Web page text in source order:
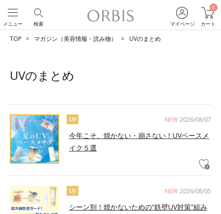
マイページ
0
カート
検索
メニュー
TOP マガジン（美容情報・読み物） UVのまとめ
UVのまとめ
NEW 2026/08/07
UV
今年こそ、焼かない・崩さない！UVベースメ
イク５選
NEW 2026/08/05
UV
シーン別！焼かないための“鉄壁UV対策”組み